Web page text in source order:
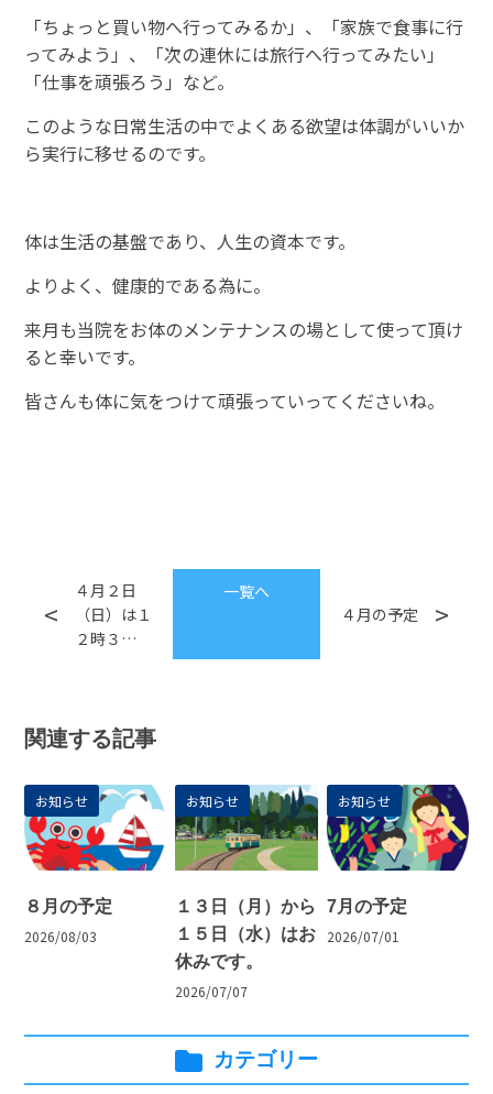
「ちょっと買い物へ行ってみるか」、「家族で食事に行
ってみよう」、「次の連休には旅行へ行ってみたい」
「仕事を頑張ろう」など。
このような日常生活の中でよくある欲望は体調がいいか
ら実行に移せるのです。
体は生活の基盤であり、人生の資本です。
よりよく、健康的である為に。
来月も当院をお体のメンテナンスの場として使って頂け
ると幸いです。
皆さんも体に気をつけて頑張っていってくださいね。
４月２日
（日）は１
２時３…
一覧へ
４月の予定
関連する記事
お知らせ
８月の予定
2026/08/03
お知らせ
１３日（月）から
１５日（水）はお
休みです。
2026/07/07
お知らせ
7月の予定
2026/07/01
カテゴリー